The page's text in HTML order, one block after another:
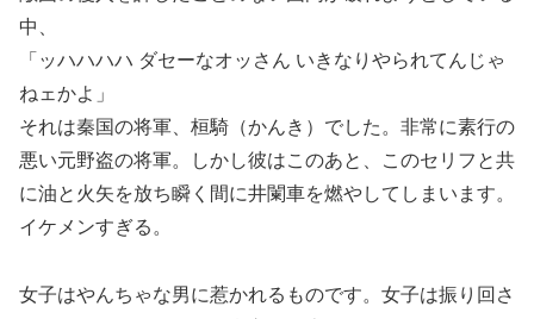
中、
「ッハハハハ ダセーなオッさん いきなりやられてんじゃ
ねェかよ」
それは秦国の将軍、桓騎（かんき）でした。非常に素行の
悪い元野盗の将軍。しかし彼はこのあと、このセリフと共
に油と火矢を放ち瞬く間に井闌車を燃やしてしまいます。
イケメンすぎる。
女子はやんちゃな男に惹かれるものです。女子は振り回さ